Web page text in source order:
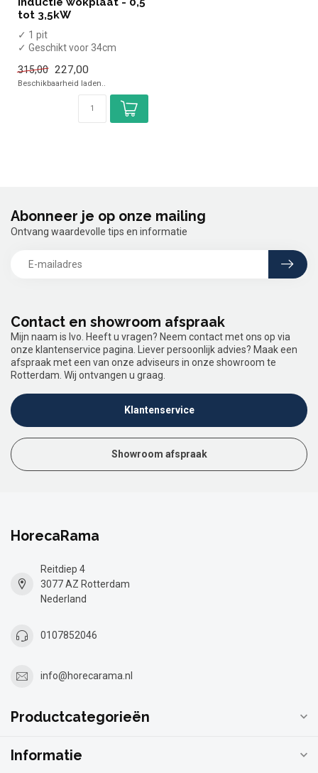
tot 3,5kW
✓ 1 pit
✓ Geschikt voor 34cm
✓ Tafelmodel
✓ 3,5 kW
315,00 227,00
Beschikbaarheid laden..
Contact en showroom afspraak
Mijn naam is Ivo. Heeft u vragen? Neem contact met ons op via
onze klantenservice pagina. Liever persoonlijk advies? Maak een
afspraak met een van onze adviseurs in onze showroom te
Rotterdam. Wij ontvangen u graag.
Klantenservice
Showroom afspraak
Abonneer je op onze mailing
Ontvang waardevolle tips en informatie
HorecaRama
Reitdiep 4
3077 AZ Rotterdam
Nederland
0107852046
info@horecarama.nl
Productcategorieën
Informatie